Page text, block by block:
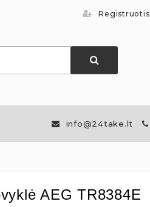
Registruotis
info@24take.lt
AEG TR8384E